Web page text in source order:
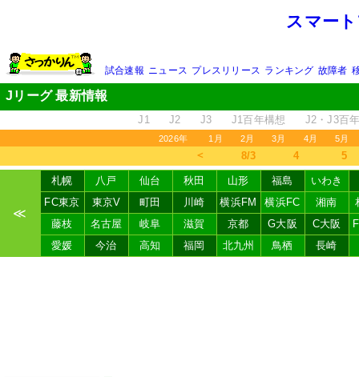
スマー
試合速報 ニュース プレスリリース ランキング 故障者
Jリーグ 最新情報
J1 J2 J3 J1百年構想 J2・J3百
2026年 1月 2月 3月 4月 5月
＜ 8/3 4 5
≪
札幌 八戸 仙台 秋田 山形 福島
いわき
FC東京
東京V 町田 川崎 横浜FM 横浜FC 湘南
藤枝
名古屋 岐阜 滋賀 京都 G大阪 C大阪
愛媛
今治 高知 福岡 北九州 鳥栖 長崎